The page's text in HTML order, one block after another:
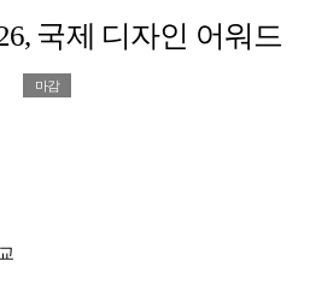
국제 디자인 어워드
마감